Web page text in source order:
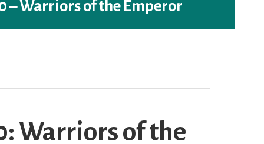
– Warriors of the Emperor
Warriors of the